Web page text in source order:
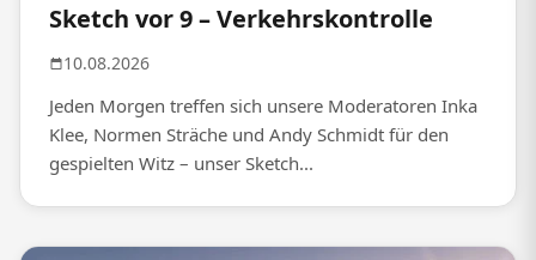
Sketch vor 9 – Verkehrskontrolle
10.08.2026
Jeden Morgen treffen sich unsere Moderatoren Inka
Klee, Normen Sträche und Andy Schmidt für den
gespielten Witz – unser Sketch...